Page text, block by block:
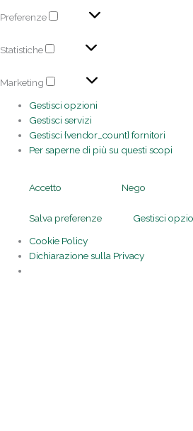
Preferenze
Statistiche
Marketing
Gestisci opzioni
Gestisci servizi
Gestisci {vendor_count} fornitori
Per saperne di più su questi scopi
Accetto Nego
Salva preferenze
Gestisci
Cookie Policy
Dichiarazione sulla Privacy